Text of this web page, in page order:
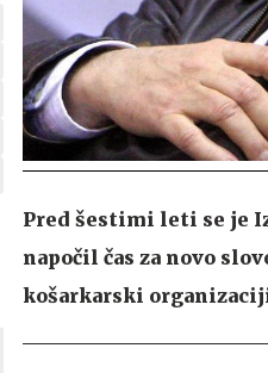
Pred šestimi leti se je
napočil čas za novo
košarkarski